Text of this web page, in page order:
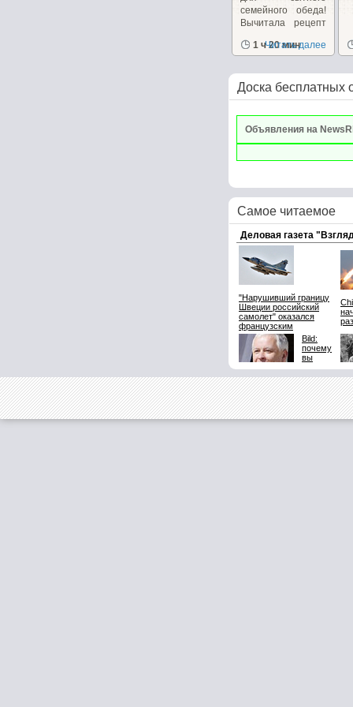
семейного обеда!
Вычитала рецепт
1 ч 20 мин
Читать далее
Доска бесплатных
Объявления на
Самое читаемое